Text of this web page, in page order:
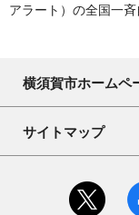
アラート）の全国一
横須賀市ホームペ
サイトマップ